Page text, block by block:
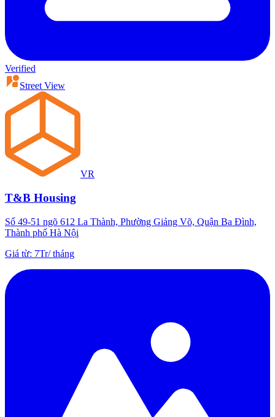
Verified
Street View
VR
T&B Housing
Số 49-51 ngõ 612 La Thành, Phường Giảng Võ, Quận Ba Đình,
Thành phố Hà Nội
Giá từ: 7Tr/tháng